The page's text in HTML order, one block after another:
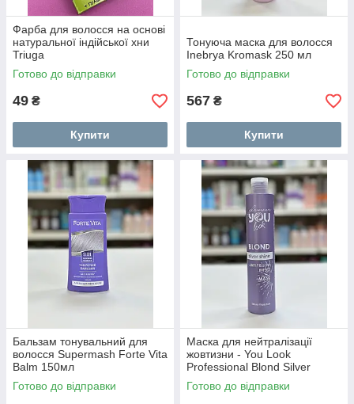
Фарба для волосся на основі
натуральної індійської хни
Triuga
Готово до відправки
49 ₴
Купити
Тонуюча маска для волосся
Inebrya Kromask 250 мл
Готово до відправки
567 ₴
Купити
Бальзам тонувальний для
волосся Supermash Forte Vita
Balm 150мл
Готово до відправки
Маска для нейтралізації
жовтизни - You Look
Professional Blond Silver
Shine Mask 250мл
Готово до відправки